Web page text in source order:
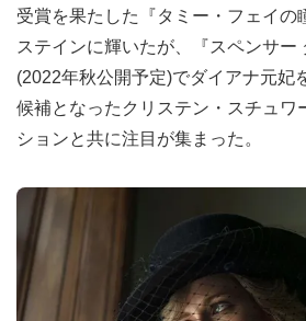
受賞を果たした『タミー・フェイの
ステインに輝いたが、『スペンサー
(2022年秋公開予定)でダイアナ元妃
候補となったクリステン・スチュワ
ションと共に注目が集まった。